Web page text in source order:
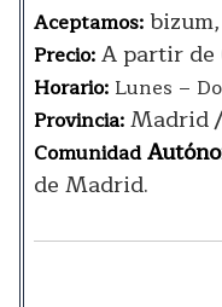
Aceptamos:
Precio:A partir
Horario: Lunes –
Provincia:Madrid
Comunidad
de Madrid.